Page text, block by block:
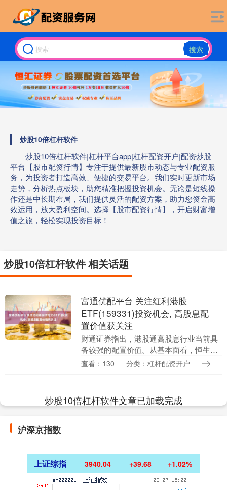
搜索
炒股10倍杠杆软件
炒股10倍杠杆软件|杠杆平台app|杠杆配资开户|配资炒股
平台【股市配资行情】专注于提供最新股市动态与专业配资服
务，为投资者打造高效、便捷的交易平台。我们实时更新市场
走势，分析热点板块，助您精准把握投资机会。无论是短线操
作还是中长期布局，我们提供灵活的配资方案，助力您资金高
效运用，放大盈利空间。选择【股市配资行情】，开启财富增
值之旅，轻松实现投资目标！
炒股10倍杠杆软件 相关话题
富通优配平台 关注红利港股
ETF(159331)投资机会, 高股息配
置价值获关注
财通证券指出，港股通高股息行业当前具
备较强的配置价值。从基本面看，恒生科
技成分股2025年剔除受外卖大战影响的阿
查看：130 分类：杠杆配资开户
炒股10倍杠杆软件文章已加载完成
沪深京指数
上证综指 3940.04 +39.68 +1.02%